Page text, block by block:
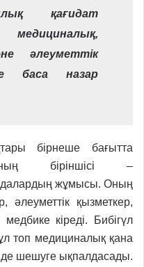
қағидат
әлеуметтік
баса назар
бірнеше бағытта
біріншісі –
жұмысы. Оның
әлеуметтік қызметкер,
кіреді. Бибігүл
топ медициналық қана
де шешуге ықпалдасады.